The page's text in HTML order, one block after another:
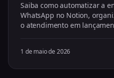
Saiba como automatizar a
WhatsApp no Notion,
o atendimento em
1 de maio de 2026